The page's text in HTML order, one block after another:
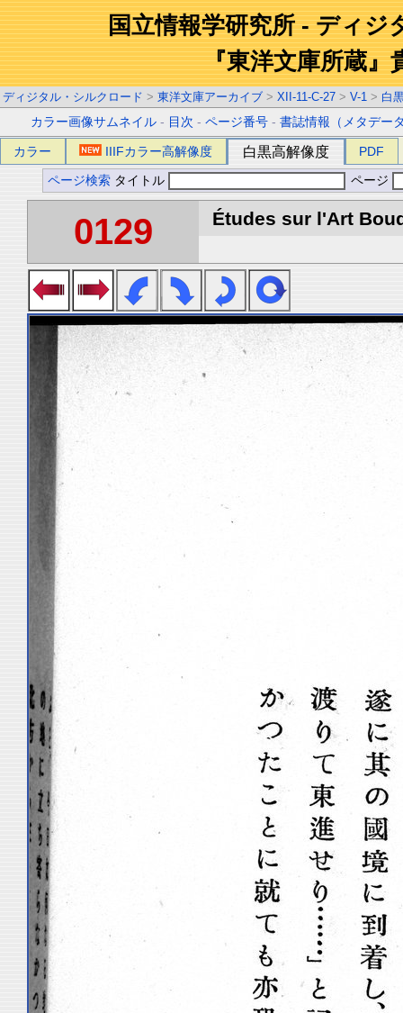
国立情報学研究所 - ディジ
『東洋文庫所蔵』
ディジタル・シルクロード > 東洋文庫アーカイブ > XII-11-C-27 > V-1 > 白
カラー画像サムネイル - 目次 -ページ番号 -書誌情報（メタデー
カラー IIIFカラー高解像度 白黒高解像度 PDF
ページ検索 タイトル ページ
0129 Études sur l'Art